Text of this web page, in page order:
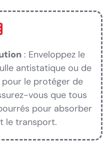
: Enveloppez le
antistatique ou de
le protéger de
vous que tous
pour absorber
le transport.